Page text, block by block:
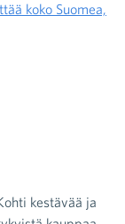
koko Suomea,
kestävää ja